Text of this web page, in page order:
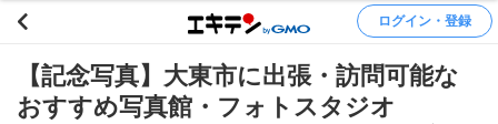
ログイン・登録
【記念写真】大東市に出張・訪問可能な
おすすめ写真館・フォトスタジオ